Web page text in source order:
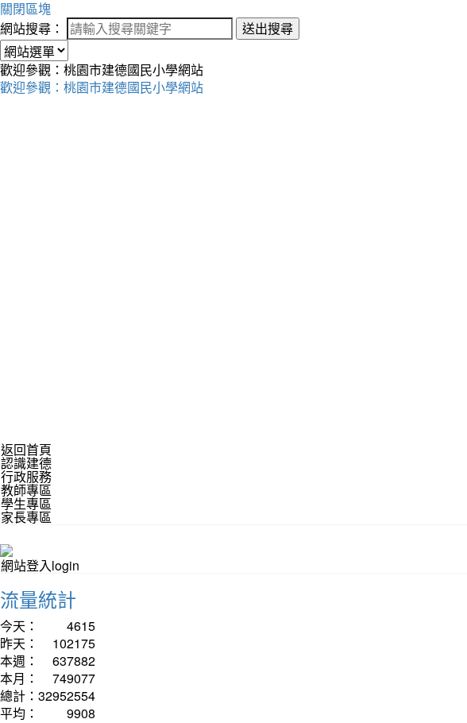
關閉區塊
網站搜尋：
送出搜尋
歡迎參觀：桃園市建德國民小學網站
歡迎參觀：桃園市建德國民小學網站
返回首頁
認識建德
行政服務
教師專區
學生專區
家長專區
網站登入login
流量統計
今天：
4615
昨天：
102175
本週：
637882
本月：
749077
總計： 32952554
平均：
9908